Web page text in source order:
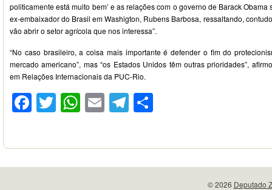
politicamente está muito bem’ e as relações com o governo de Barack Obama
ex-embaixador do Brasil em Washigton, Rubens Barbosa, ressaltando,
vão abrir o setor agrícola que nos interessa”.
“No caso brasileiro, a coisa mais importante é defender o fim do
mercado americano”, mas “os Estados Unidos têm outras prioridades”,
em Relações Internacionais da PUC-Rio.
Facebook
Twitter
WhatsApp
EmailTelegram
© 2026 Deputado